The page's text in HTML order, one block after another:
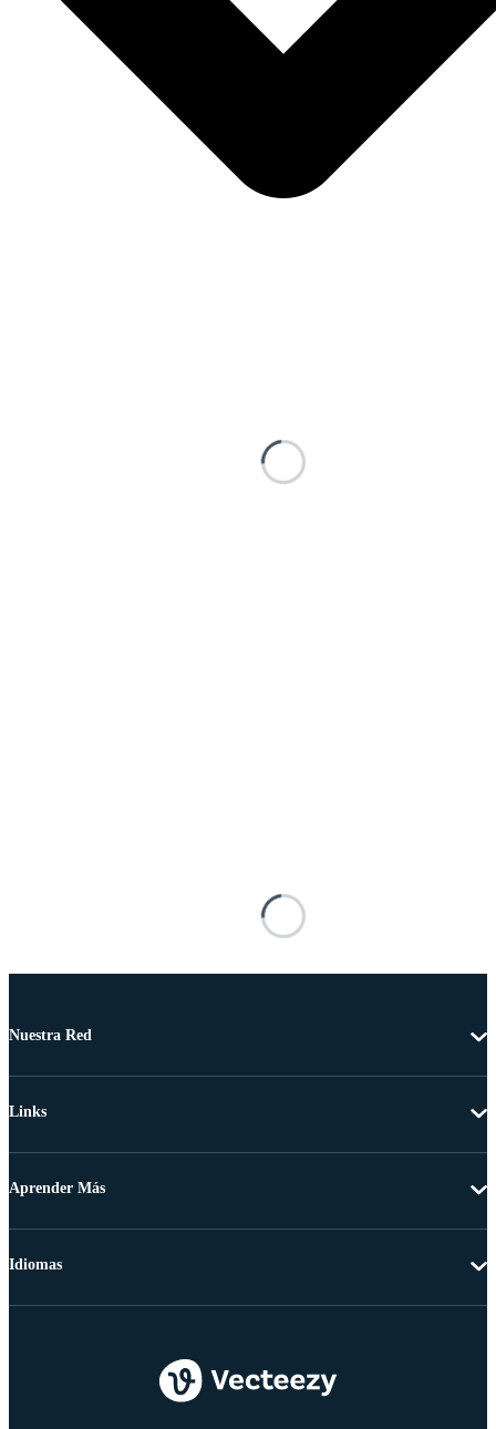
Nuestra Red
Links
Aprender Más
Idiomas